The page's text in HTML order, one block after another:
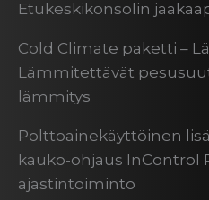
Etukeskikonsolin
Cold Climate paketti –
Lämmitettävät
lämmitys
Polttoainekäyttöinen
kauko-ohjaus InControl
ajastintoiminto